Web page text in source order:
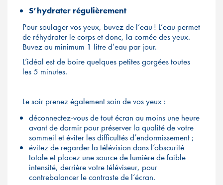
S’hydrater régulièrement
Pour soulager vos yeux, buvez de l’eau ! L’eau permet
de réhydrater le corps et donc, la cornée des yeux.
Buvez au minimum 1 litre d’eau par jour.
L’idéal est de boire quelques petites gorgées toutes
les 5 minutes.
Le soir prenez également soin de vos yeux :
déconnectez-vous de tout écran au moins une heure
avant de dormir pour préserver la qualité de votre
sommeil et éviter les difficultés d’endormissement ;
évitez de regarder la télévision dans l’obscurité
totale et placez une source de lumière de faible
intensité, derrière votre téléviseur, pour
contrebalancer le contraste de l’écran.